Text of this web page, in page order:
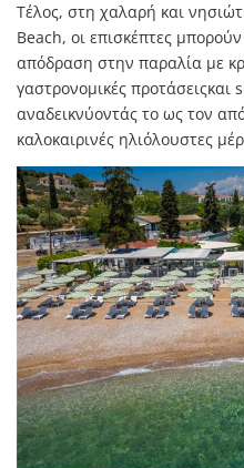
Τέλος, στη χαλαρή και
Beach, οι επισκέπτες
απόδραση στην παραλία με
γαστρονομικές
αναδεικνύοντάς το ως τον
καλοκαιρινές ηλιόλουστες